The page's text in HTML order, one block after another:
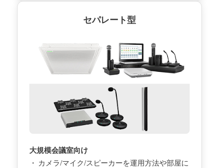
セパレート型
大規模会議室向け
カメラ/マイク/スピーカーを運用方法や部屋に